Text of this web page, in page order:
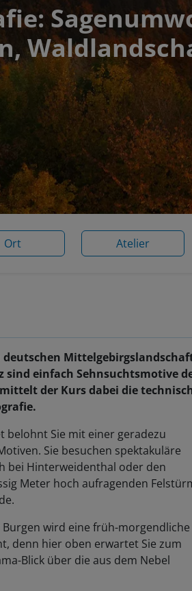
Ort Atelier
sind einfach Sehnsuchtsmotive
der Kurs dabei die
belohnt Sie mit einer geradezu
Sie besuchen spektakuläre
bei Hinterweidenthal oder den
Meter hoch aufragenden
wird eine früh-morgendliche
denn hier oben erwartet Sie zum
Blick über die aus dem Nebel